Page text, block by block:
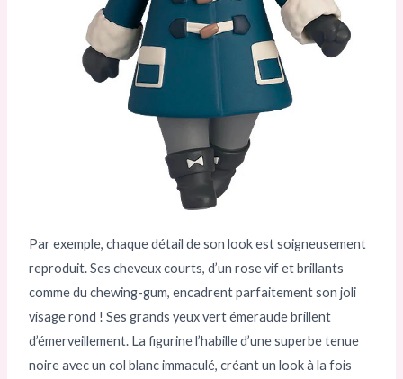
Par exemple, chaque détail de son look est soigneusement
reproduit. Ses cheveux courts, d’un rose vif et brillants
comme du chewing-gum, encadrent parfaitement son joli
visage rond ! Ses grands yeux vert émeraude brillent
d’émerveillement. La figurine l’habille d’une superbe tenue
noire avec un col blanc immaculé, créant un look à la fois